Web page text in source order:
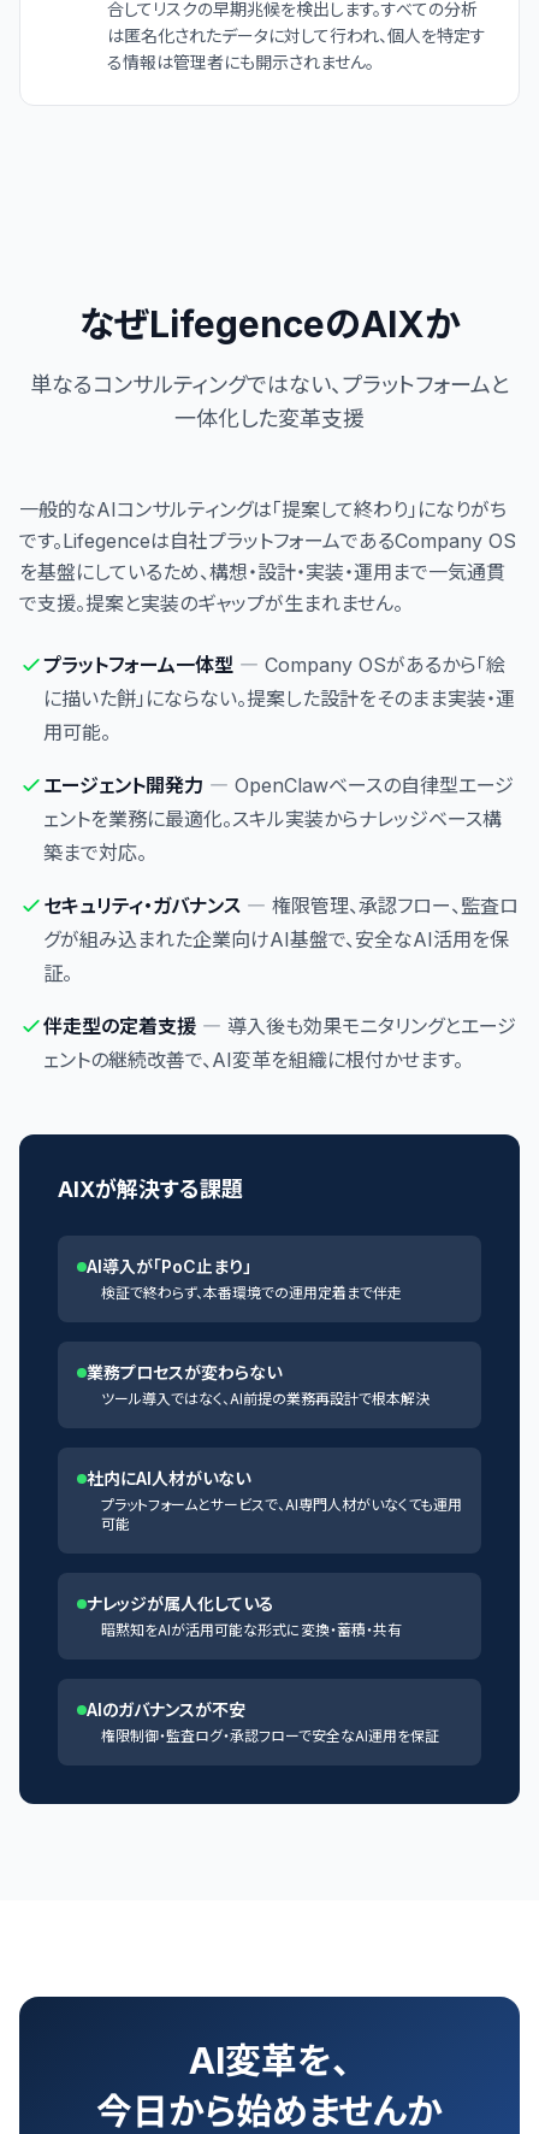
合してリスクの早期兆候を検出します。すべての分析
は匿名化されたデータに対して行われ、個人を特定す
る情報は管理者にも開示されません。
なぜLifegenceのAIXか
単なるコンサルティングではない、プラットフォームと
一体化した変革支援
一般的なAIコンサルティングは「提案して終わり」になりがち
です。Lifegenceは自社プラットフォームであるCompany OS
を基盤にしているため、構想・設計・実装・運用まで一気通貫
で支援。提案と実装のギャップが生まれません。
プラットフォーム一体型 ― Company OSがあるから「絵
に描いた餅」にならない。提案した設計をそのまま実装・運
用可能。
エージェント開発力 ― OpenClawベースの自律型エージ
ェントを業務に最適化。スキル実装からナレッジベース構
築まで対応。
セキュリティ・ガバナンス ― 権限管理、承認フロー、監査ロ
グが組み込まれた企業向けAI基盤で、安全なAI活用を保
証。
伴走型の定着支援 ― 導入後も効果モニタリングとエージ
ェントの継続改善で、AI変革を組織に根付かせます。
AIXが解決する課題
AI導入が「PoC止まり」
検証で終わらず、本番環境での運用定着まで伴走
業務プロセスが変わらない
ツール導入ではなく、AI前提の業務再設計で根本解決
社内にAI人材がいない
プラットフォームとサービスで、AI専門人材がいなくても運用
可能
ナレッジが属人化している
暗黙知をAIが活用可能な形式に変換・蓄積・共有
AIのガバナンスが不安
権限制御・監査ログ・承認フローで安全なAI運用を保証
AI変革を、
今日から始めませんか